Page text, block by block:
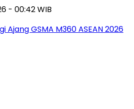
- 00:42 WIB
Ajang GSMA M360 ASEAN 2026